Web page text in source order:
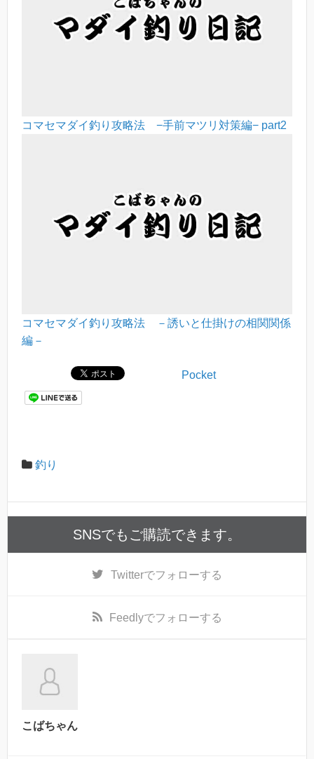
コマセマダイ釣り攻略法 −手前マツリ対策編− part2
コマセマダイ釣り攻略法 －誘いと仕掛けの相関関係
編－
Pocket
釣り
SNSでもご購読できます。
Twitterでフォローする
Feedlyでフォローする
こばちゃん